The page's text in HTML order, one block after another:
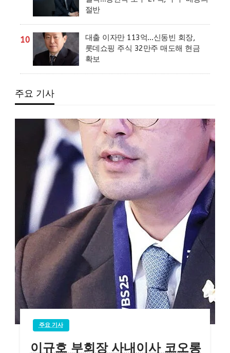
절반
10
대출 이자만 113억…신동빈 회장,
롯데쇼핑 주식 32만주 매도해 현금
확보
주요 기사
주요 기사
이규호 부회장 사내이사 코오롱